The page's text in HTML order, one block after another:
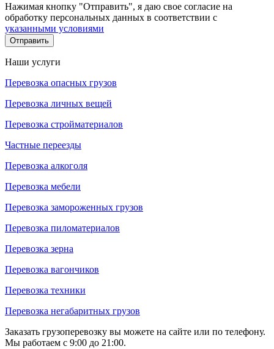
Нажимая кнопку "Отправить", я даю свое согласие на
обработку персональных данных в соответствии с
указанными условиями
Отправить
Наши услуги
Перевозка опасных грузов
Перевозка личных вещей
Перевозка стройматериалов
Частные переезды
Перевозка алкоголя
Перевозка мебели
Перевозка замороженных грузов
Перевозка пиломатериалов
Перевозка зерна
Перевозка вагончиков
Перевозка техники
Перевозка негабаритных грузов
Заказать грузоперевозку вы можете на сайте или по телефону.
Мы работаем с 9:00 до 21:00.